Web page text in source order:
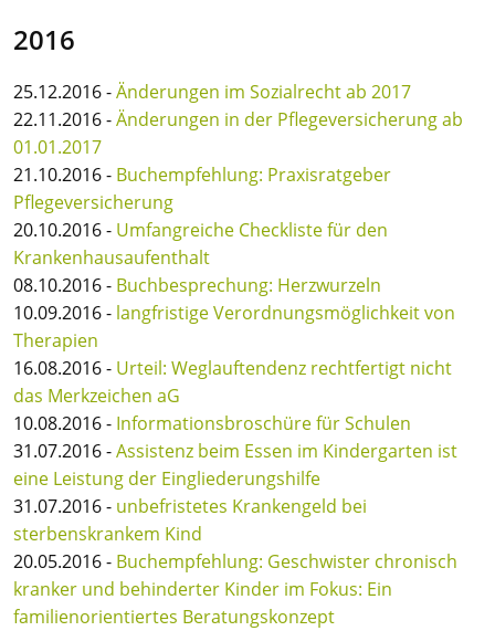
2016
25.12.2016 -Änderungen im Sozialrecht ab 2017
22.11.2016 -Änderungen in der Pflegeversicherung ab
01.01.2017
21.10.2016 - Buchempfehlung: Praxisratgeber
Pflegeversicherung
20.10.2016 - Umfangreiche Checkliste für den
Krankenhausaufenthalt
08.10.2016 - Buchbesprechung: Herzwurzeln
10.09.2016 - langfristige Verordnungsmöglichkeit von
Therapien
16.08.2016 - Urteil: Weglauftendenz rechtfertigt nicht
das Merkzeichen aG
10.08.2016 - Informationsbroschüre für Schulen
31.07.2016 -Assistenz beim Essen im Kindergarten ist
eine Leistung der Eingliederungshilfe
31.07.2016 - unbefristetes Krankengeld bei
sterbenskrankem Kind
20.05.2016 - Buchempfehlung: Geschwister chronisch
kranker und behinderter Kinder im Fokus: Ein
familienorientiertes Beratungskonzept